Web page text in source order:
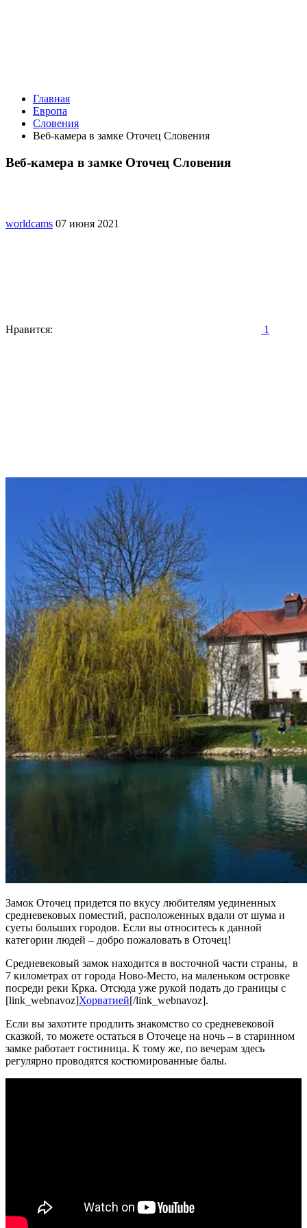
Главная
Европа
Словения
Веб-камера в замке Оточец Словения
Веб-камера в замке Оточец Словения
worldcams 07 июня 2021
Нравится: 1
Замок Оточец придется по вкусу любителям уединенных
средневековых поместий, расположенных вдали от шума и
суеты больших городов. Если вы относитесь к данной
категории людей – добро пожаловать в Оточец!
Средневековый замок находится в восточной части страны, в
7 километрах от города Ново-Место, на маленьком островке
посреди реки Крка. Отсюда уже рукой подать до границы с
[link_webnavoz]Хорватией[/link_webnavoz].
Если вы захотите продлить знакомство со средневековой
сказкой, то можете остаться в Оточеце на ночь – в старинном
замке работает гостиница. К тому же, по вечерам здесь
регулярно проводятся костюмированные балы.